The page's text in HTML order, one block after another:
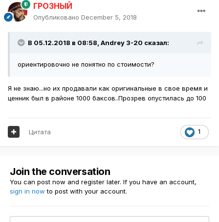
ГРОЗНЫЙ
Опубликовано December 5, 2018
В 05.12.2018 в 08:58, Andrey 3-20 сказал:
ориентировочно не понятно по стоимости?
Я не знаю...но их продавали как оригинальные в свое время и
ценник был в районе 1000 баксов..Прозрев опустилась до 100
1
Цитата
Join the conversation
You can post now and register later. If you have an account,
sign in now to post with your account.